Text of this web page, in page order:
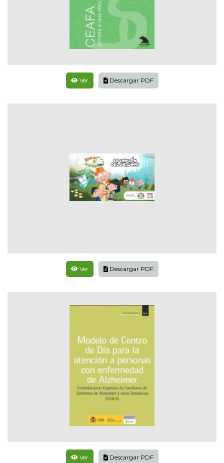
Ver Descargar PDF
Ver Descargar PDF
Ver Descargar PDF